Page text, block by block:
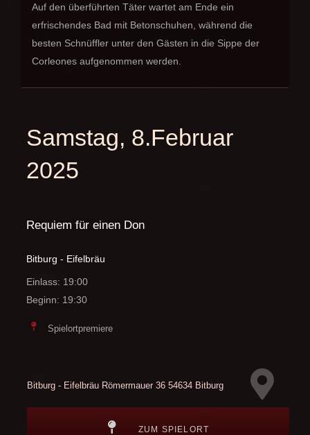
Auf den überführten Täter wartet am Ende ein
erfrischendes Bad mit Betonschuhen, während die
besten Schnüffler unter den Gästen in die Sippe der
Corleones aufgenommen werden.
Samstag, 8.Februar
2025
Requiem für einen Don
Bitburg - Eifelbräu
Einlass: 19:00
Beginn: 19:30
Spielortpremiere
Bitburg - EifelbräuRömermauer 36 54634 Bitburg
ZUM SPIELORT